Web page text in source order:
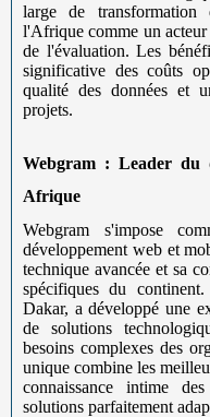
large de transformation
l'Afrique comme un
de l'évaluation. Les
significative des coûts
qualité des données et
projets.
Webgram : Leader du
Afrique
Webgram s'impose
développement web et
technique avancée et sa
spécifiques du
Dakar, a développé une
de solutions
besoins complexes des
unique combine les
connaissance intime
solutions parfaitement